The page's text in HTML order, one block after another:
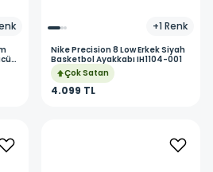
+1 Renk
NikePrecision 8 Low Erkek Siyah
Basketbol Ayakkabı IH1104-001
Çok Satan
4.099 TL